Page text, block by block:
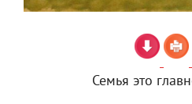
Семья это